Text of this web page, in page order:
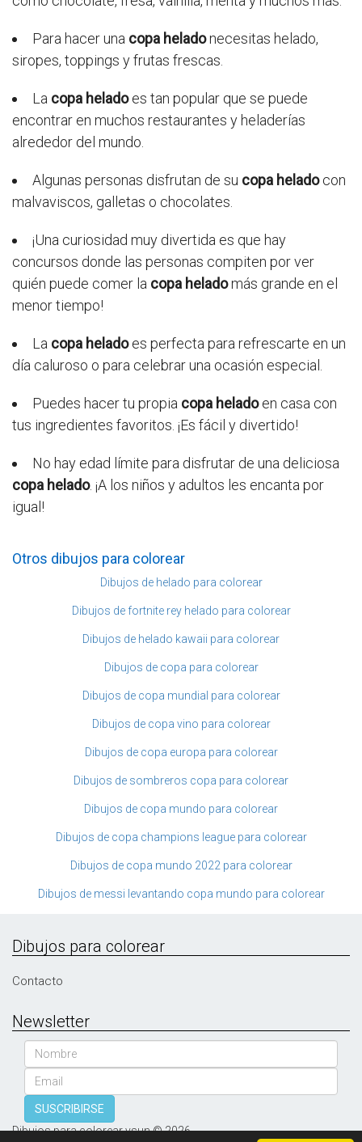
Para hacer una copa heladonecesitas helado,
siropes, toppings y frutas frescas.
La copa heladoes tan popular que se puede
encontrar en muchos restaurantes y heladerías
alrededor del mundo.
Algunas personas disfrutan de su copa heladocon
malvaviscos, galletas o chocolates.
¡Una curiosidad muy divertida es que hay
concursos donde las personas compiten por ver
quién puede comer la copa heladomás grande en el
menor tiempo!
La copa heladoes perfecta para refrescarte en un
día caluroso o para celebrar una ocasión especial.
Puedes hacer tu propia copa heladoen casa con
tus ingredientes favoritos. ¡Es fácil y divertido!
No hay edad límite para disfrutar de una deliciosa
copa helado. ¡A los niños y adultos les encanta por
igual!
Otros dibujos para colorear
Dibujos de helado para colorear
Dibujos de fortnite rey helado para colorear
Dibujos de helado kawaii para colorear
Dibujos de copa para colorear
Dibujos de copa mundial para colorear
Dibujos de copa vino para colorear
Dibujos de copa europa para colorear
Dibujos de sombreros copa para colorear
Dibujos de copa mundo para colorear
Dibujos de copa champions league para colorear
Dibujos de copa mundo 2022 para colorear
Dibujos de messi levantando copa mundo para colorear
Dibujos para colorear
Contacto
Newsletter
Nombre
Email
SUSCRIBIRSE
Dibujos para colorear vsun © 2026